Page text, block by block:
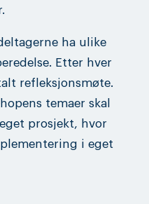
ha ulike
Etter hver
refleksjonsmøte.
temaer skal
prosjekt, hvor
i eget